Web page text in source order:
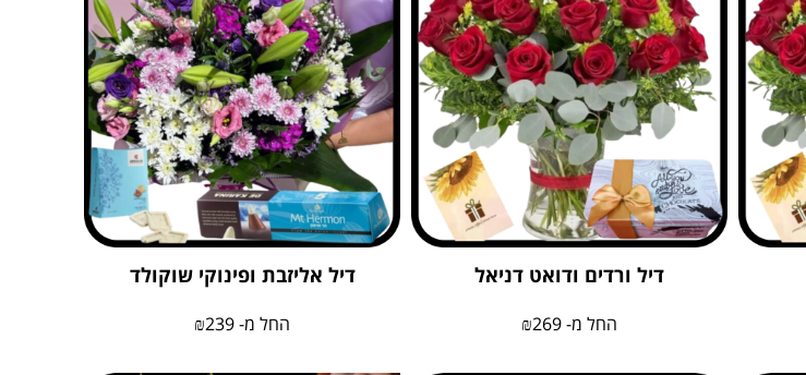
דיל ורדים ודואט דניאל
החל מ- ₪269
דיל אליזבת ופינוקי שוקולד
החל מ- ₪239